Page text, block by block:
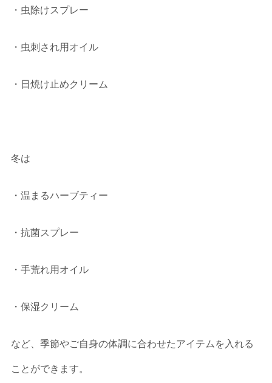
・虫除けスプレー
・虫刺され用オイル
・日焼け止めクリーム
冬は
・温まるハーブティー
・抗菌スプレー
・手荒れ用オイル
・保湿クリーム
など、季節やご自身の体調に合わせたアイテムを入れる
ことができます。